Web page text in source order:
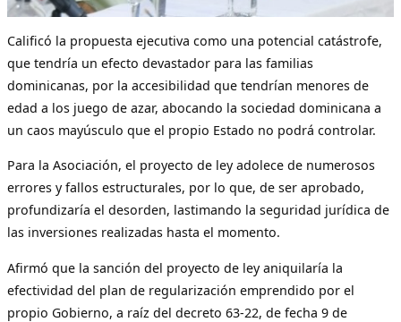
Calificó la propuesta ejecutiva como una potencial catástrofe,
que tendría un efecto devastador para las familias
dominicanas, por la accesibilidad que tendrían menores de
edad a los juego de azar, abocando la sociedad dominicana a
un caos mayúsculo que el propio Estado no podrá controlar.
Para la Asociación, el proyecto de ley adolece de numerosos
errores y fallos estructurales, por lo que, de ser aprobado,
profundizaría el desorden, lastimando la seguridad jurídica de
las inversiones realizadas hasta el momento.
Afirmó que la sanción del proyecto de ley aniquilaría la
efectividad del plan de regularización emprendido por el
propio Gobierno, a raíz del decreto 63-22, de fecha 9 de